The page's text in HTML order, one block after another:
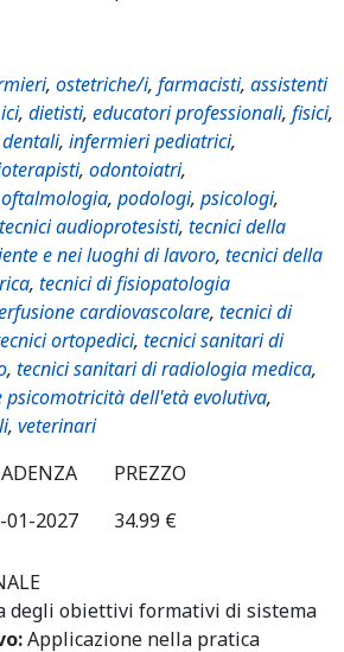
, ostetriche/i, farmacisti, assistenti
, dietisti, educatori professionali, fisici,
, infermieri pediatrici,
, odontoiatri,
, podologi, psicologi,
tecnici audioprotesisti, tecnici della
e nei luoghi di lavoro, tecnici della
, tecnici di fisiopatologia
cardiovascolare, tecnici di
ortopedici, tecnici sanitari di
, tecnici sanitari di radiologia medica,
dell'età evolutiva,
, veterinari
01-2027
PREZZO
34.99 €
degli obiettivi formativi di sistema
Applicazione nella pratica